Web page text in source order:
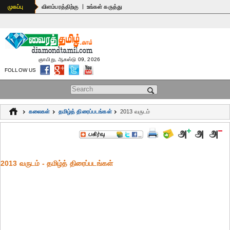
முகப்பு விளம்பரத்திற்கு | உங்கள் கருத்து
Search form
ஞாயிறு, ஆகஸ்டு 09, 2026
FOLLOW US
கலைகள் தமிழ்த் திரைப்படங்கள் 2013 வருடம்
2013 வருடம் - தமிழ்த் திரைப்படங்கள்